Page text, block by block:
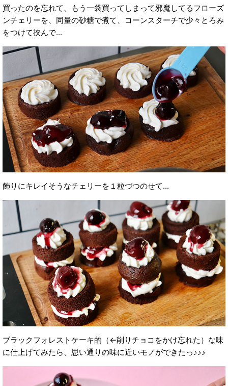
買ったのを忘れて、もう一袋買ってしまって邪魔してるフローズ
ンチェリーを、同量の砂糖で煮て、コーンスターチで少々とろみ
をつけて挟んで...
飾りにキレイそうなチェリーを１粒づつのせて...
ブラックフォレストケーキ的（←削りチョコをかけ忘れた） な味
に仕上げてみたら、思い通りの味に近いモノができたっ♪♪♪